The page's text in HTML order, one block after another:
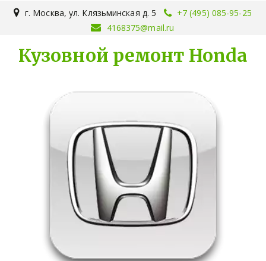
г. Москва,ул. Клязьминская д. 5
+7 (495) 085-95-25
4168375@mail.ru
Кузовной ремонт Honda